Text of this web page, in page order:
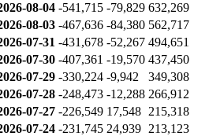
08-04 -541,715 -79,829 632,269
08-03 -467,636 -84,380 562,717
07-31 -431,678 -52,267 494,651
07-30 -407,361 -19,570 437,450
07-29 -330,224 -9,942
349,308
07-28 -248,473 -12,288 266,912
07-27 -226,549 17,548 215,318
07-24 -231,745 24,939 213,123